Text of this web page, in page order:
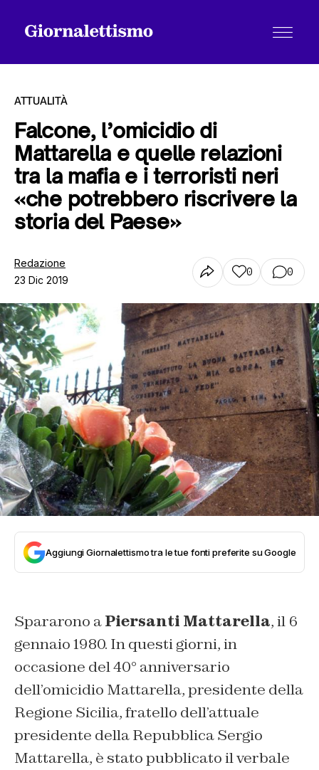
Tutti gli articoli
Chi siamo
Contatti
ATTUALITÀ
Falcone, l’omicidio di
Mattarella e quelle relazioni
tra la mafia e i terroristi neri
«che potrebbero riscrivere la
storia del Paese»
Redazione
23 Dic 2019
0 0
Aggiungi Giornalettismo tra le tue fonti preferite su Google
Spararono aPiersanti Mattarella, il 6
gennaio 1980. In questi giorni, in
occasione del 40° anniversario
dell’omicidio Mattarella, presidente della
Regione Sicilia, fratello dell’attuale
presidente della Repubblica Sergio
Mattarella, è stato pubblicato il verbale